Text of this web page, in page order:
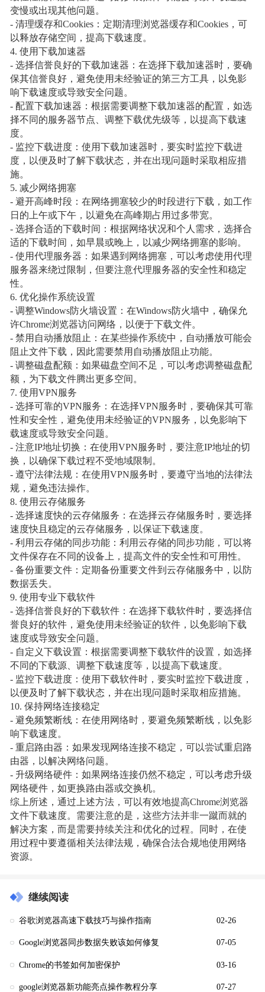
变慢或出现其他问题。
- 清理缓存和Cookies：定期清理浏览器缓存和Cookies，可
以释放存储空间，提高下载速度。
4. 使用下载加速器
- 选择信誉良好的下载加速器：在选择下载加速器时，要确
保其信誉良好，避免使用未经验证的第三方工具，以免影
响下载速度或导致安全问题。
- 配置下载加速器：根据需要调整下载加速器的配置，如选
择不同的服务器节点、调整下载优先级等，以提高下载速
度。
- 监控下载进度：使用下载加速器时，要实时监控下载进
度，以便及时了解下载状态，并在出现问题时采取相应措
施。
5. 减少网络拥塞
- 避开高峰时段：在网络拥塞较少的时段进行下载，如工作
日的上午或下午，以避免在高峰期占用过多带宽。
- 选择合适的下载时间：根据网络状况和个人需求，选择合
适的下载时间，如早晨或晚上，以减少网络拥塞的影响。
- 使用代理服务器：如果遇到网络拥塞，可以考虑使用代理
服务器来绕过限制，但要注意代理服务器的安全性和稳定
性。
6. 优化操作系统设置
- 调整Windows防火墙设置：在Windows防火墙中，确保允
许Chrome浏览器访问网络，以便于下载文件。
- 禁用自动播放阻止：在某些操作系统中，自动播放可能会
阻止文件下载，因此需要禁用自动播放阻止功能。
- 调整磁盘配额：如果磁盘空间不足，可以考虑调整磁盘配
额，为下载文件腾出更多空间。
7. 使用VPN服务
- 选择可靠的VPN服务：在选择VPN服务时，要确保其可靠
性和安全性，避免使用未经验证的VPN服务，以免影响下
载速度或导致安全问题。
- 注意IP地址切换：在使用VPN服务时，要注意IP地址的切
换，以确保下载过程不受地域限制。
- 遵守法律法规：在使用VPN服务时，要遵守当地的法律法
规，避免违法操作。
8. 使用云存储服务
- 选择速度快的云存储服务：在选择云存储服务时，要选择
速度快且稳定的云存储服务，以保证下载速度。
- 利用云存储的同步功能：利用云存储的同步功能，可以将
文件保存在不同的设备上，提高文件的安全性和可用性。
- 备份重要文件：定期备份重要文件到云存储服务中，以防
数据丢失。
9. 使用专业下载软件
- 选择信誉良好的下载软件：在选择下载软件时，要选择信
誉良好的软件，避免使用未经验证的软件，以免影响下载
速度或导致安全问题。
- 自定义下载设置：根据需要调整下载软件的设置，如选择
不同的下载源、调整下载速度等，以提高下载速度。
- 监控下载进度：使用下载软件时，要实时监控下载进度，
以便及时了解下载状态，并在出现问题时采取相应措施。
10. 保持网络连接稳定
- 避免频繁断线：在使用网络时，要避免频繁断线，以免影
响下载速度。
- 重启路由器：如果发现网络连接不稳定，可以尝试重启路
由器，以解决网络问题。
- 升级网络硬件：如果网络连接仍然不稳定，可以考虑升级
网络硬件，如更换路由器或交换机。
综上所述，通过上述方法，可以有效地提高Chrome浏览器
文件下载速度。需要注意的是，这些方法并非一蹴而就的
解决方案，而是需要持续关注和优化的过程。同时，在使
用过程中要遵循相关法律法规，确保合法合规地使用网络
资源。
继续阅读
谷歌浏览器高速下载技巧与操作指南 02-26
Google浏览器同步数据失败该如何修复 07-05
Chrome的书签如何加密保护 03-16
google浏览器新功能亮点操作教程分享 07-27